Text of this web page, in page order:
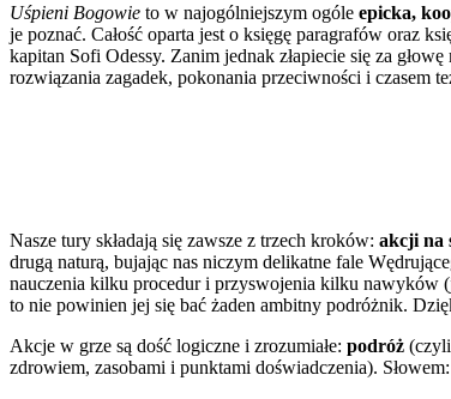
Uśpieni Bogowie to w najogólniejszym ogóle epicka,
je poznać. Całość oparta jest o księgę paragrafów oraz
kapitan Sofi Odessy. Zanim jednak złapiecie się za
rozwiązania zagadek, pokonania przeciwności i czasem
Nasze tury składają się zawsze z trzech kroków: akcji na
drugą naturą, bujając nas niczym delikatne fale
nauczenia kilku procedur i przyswojenia kilku nawyków
to nie powinien jej się bać żaden ambitny podróżnik.
Akcje w grze są dość logiczne i zrozumiałe: podróż
zdrowiem, zasobami i punktami doświadczenia).